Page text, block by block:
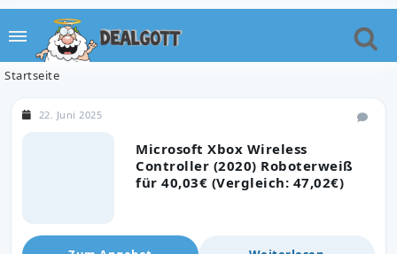
Startseite
Microsoft Xbox Wireless
Controller (2020) Roboterweiß
für 40,03€ (Vergleich: 47,02€)
22. Juni 2025